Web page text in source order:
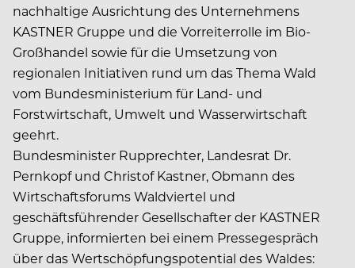
nachhaltige Ausrichtung des Unternehmens
KASTNER Gruppe und die Vorreiterrolle im Bio-
Großhandel sowie für die Umsetzung von
regionalen Initiativen rund um das Thema Wald
vom Bundesministerium für Land- und
Forstwirtschaft, Umwelt und Wasserwirtschaft
geehrt.
Bundesminister Rupprechter, Landesrat Dr.
Pernkopf und Christof Kastner, Obmann des
Wirtschaftsforums Waldviertel und
geschäftsführender Gesellschafter der KASTNER
Gruppe, informierten bei einem Pressegespräch
über das Wertschöpfungspotential des Waldes: